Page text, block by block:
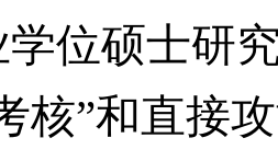
位硕士研
核”和直接